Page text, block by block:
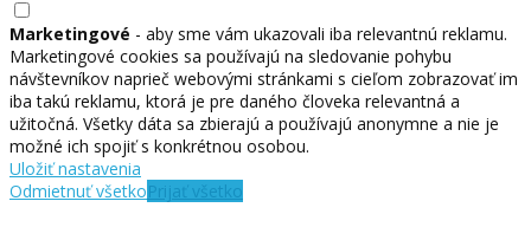
Marketingové - aby sme vám ukazovali iba relevantnú reklamu.
Marketingové cookies sa používajú na sledovanie pohybu
návštevníkov naprieč webovými stránkami s cieľom zobrazovať im
iba takú reklamu, ktorá je pre daného človeka relevantná a
užitočná. Všetky dáta sa zbierajú a používajú anonymne a nie je
možné ich spojiť s konkrétnou osobou.
Uložiť nastavenia
Odmietnuť všetkoPrijať všetko